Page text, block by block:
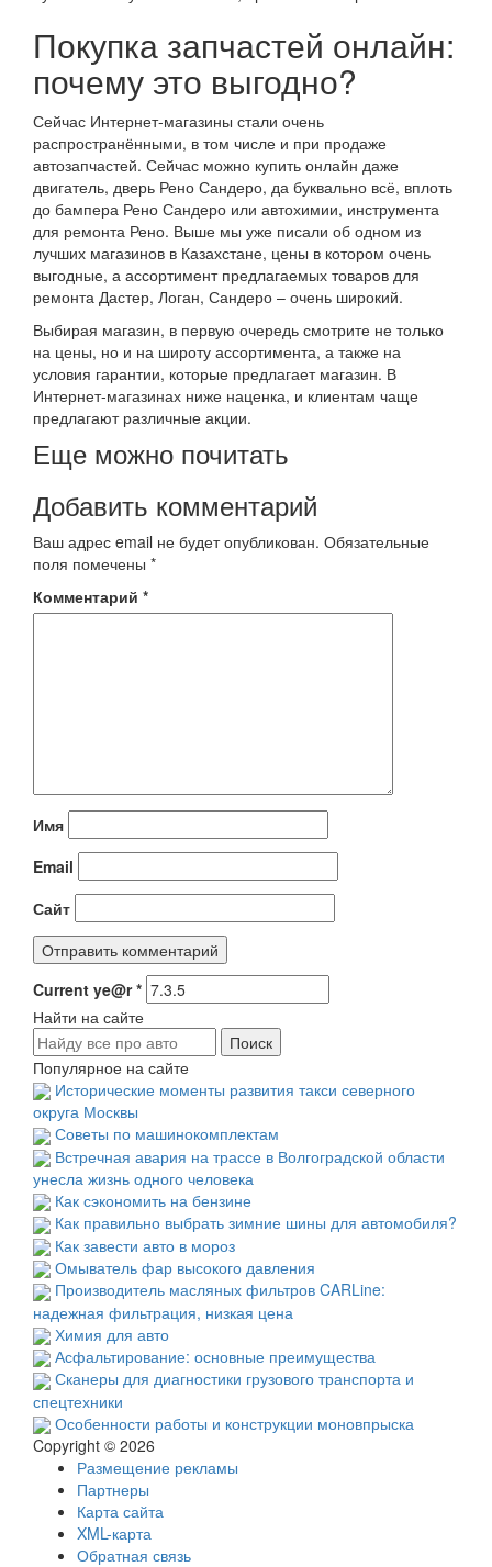
Покупка запчастей онлайн:
почему это выгодно?
Сейчас Интернет-магазины стали очень
распространёнными, в том числе и при продаже
автозапчастей. Сейчас можно купить онлайн даже
двигатель, дверь Рено Сандеро, да буквально всё, вплоть
до бампера Рено Сандеро или автохимии, инструмента
для ремонта Рено. Выше мы уже писали об одном из
лучших магазинов в Казахстане, цены в котором очень
выгодные, а ассортимент предлагаемых товаров для
ремонта Дастер, Логан, Сандеро – очень широкий.
Выбирая магазин, в первую очередь смотрите не только
на цены, но и на широту ассортимента, а также на
условия гарантии, которые предлагает магазин. В
Интернет-магазинах ниже наценка, и клиентам чаще
предлагают различные акции.
Еще можно почитать
Добавить комментарий
Ваш адрес email не будет опубликован. Обязательные
поля помечены *
Комментарий *
Имя
Email
Сайт
Current ye@r*
Найти на сайте
Популярное на сайте
Исторические моменты развития такси северного
округа Москвы
Советы по машинокомплектам
Встречная авария на трассе в Волгоградской области
унесла жизнь одного человека
Как сэкономить на бензине
Как правильно выбрать зимние шины для автомобиля?
Как завести авто в мороз
Омыватель фар высокого давления
Производитель масляных фильтров CARLine:
надежная фильтрация, низкая цена
Химия для авто
Асфальтирование: основные преимущества
Сканеры для диагностики грузового транспорта и
спецтехники
Особенности работы и конструкции моновпрыска
Copyright © 2026
Размещение рекламы
Партнеры
Карта сайта
XML-карта
Обратная связь